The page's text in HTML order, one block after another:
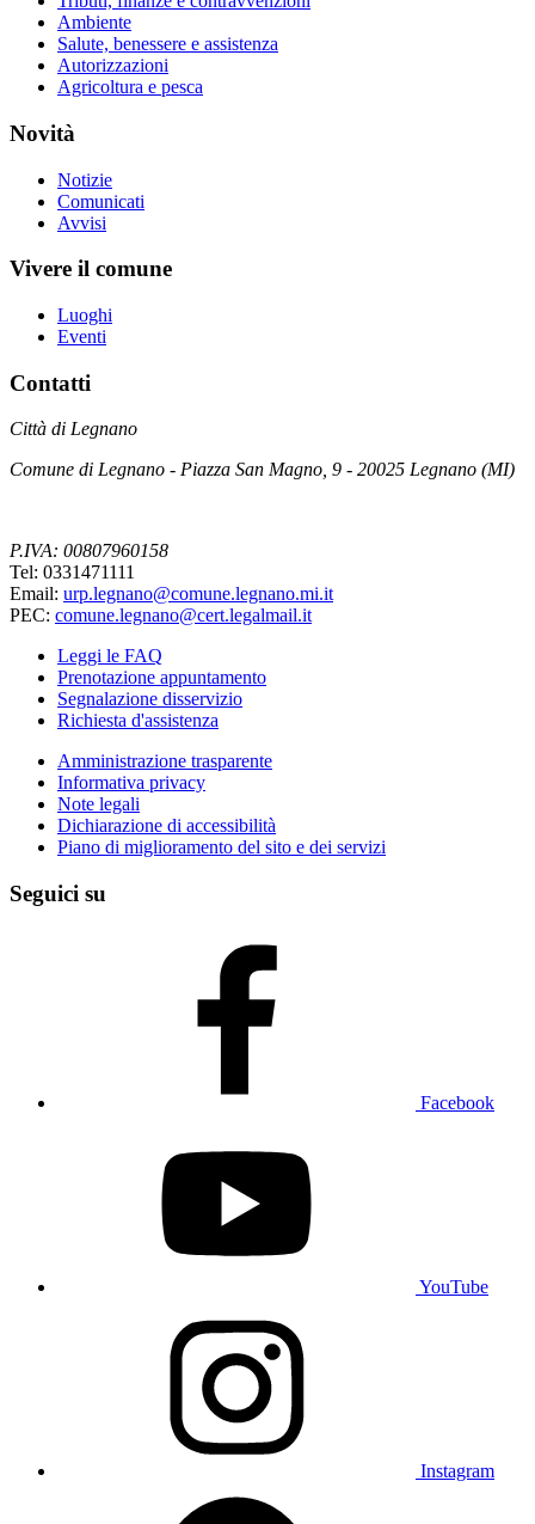
Ambiente
Salute, benessere e assistenza
Autorizzazioni
Agricoltura e pesca
Novità
Notizie
Comunicati
Avvisi
Vivere il comune
Luoghi
Eventi
Contatti
Città di Legnano
Comune di Legnano - Piazza San Magno, 9 - 20025 Legnano (MI)
P.IVA: 00807960158
Tel: 0331471111
Email: urp.legnano@comune.legnano.mi.it
PEC: comune.legnano@cert.legalmail.it
Leggi le FAQ
Prenotazione appuntamento
Segnalazione disservizio
Richiesta d'assistenza
Amministrazione trasparente
Informativa privacy
Note legali
Dichiarazione di accessibilità
Piano di miglioramento del sito e dei servizi
Seguici su
Facebook
YouTube
Instagram